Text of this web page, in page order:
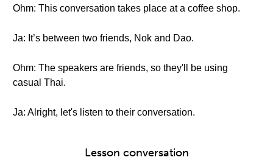
Ohm: This conversation takes place at a coffee shop.
Ja: It’s between two friends, Nok and Dao.
Ohm: The speakers are friends, so they'll be using
casual Thai.
Ja: Alright, let's listen to their conversation.
Lesson conversation